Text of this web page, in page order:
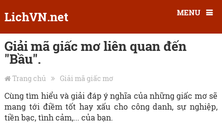
LichVN.net MENU
Giải mã giấc mơ liên quan đến
"Bầu".
Trang chủ Giải mã giấc mơ
Cùng tìm hiểu và giải đáp ý nghĩa của những giấc mơ sẽ
mang tới điềm tốt hay xấu cho công danh, sự nghiệp,
tiền bạc, tình cảm,... của bạn.